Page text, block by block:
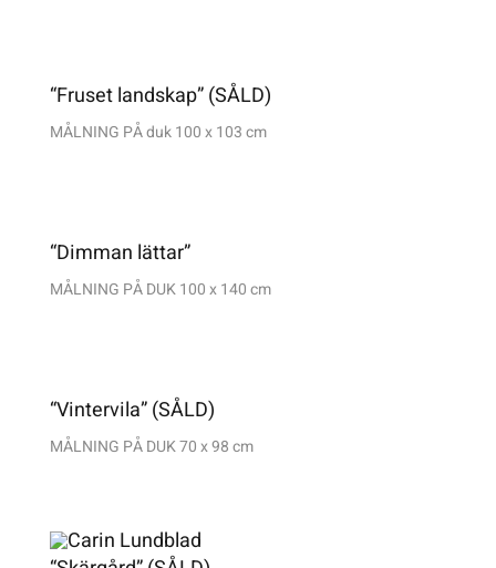
“Fruset landskap” (SÅLD)
MÅLNING PÅ duk 100 x 103 cm
“Dimman lättar”
MÅLNING PÅ DUK 100 x 140 cm
“Vintervila” (SÅLD)
MÅLNING PÅ DUK 70 x 98 cm